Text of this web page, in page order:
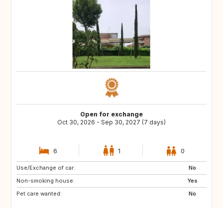
Open for exchange
Oct 30, 2026 - Sep 30, 2027 (7 days)
6 1 0
Use/Exchange of car:
No
Non-smoking house:
Yes
Pet care wanted:
No
FR
IE